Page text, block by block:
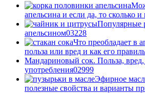
апельсина и если да, то сколько и
Популярные
апельсином03228
Что преобладает в
польза или вред и как его
Мандариновый сок. Польза,
употребления02999
Эфирное
полезные свойства и варианты